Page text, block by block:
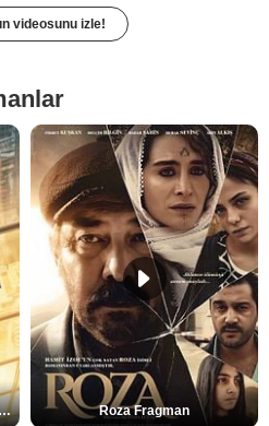
videosunu izle!
Brand New Day Teaser Roza Fragman